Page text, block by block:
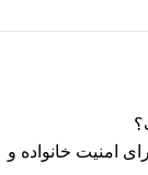
امنیت خانواده و